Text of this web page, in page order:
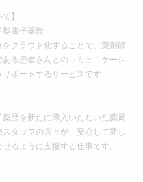
】
型電子薬歴
クラウド化することで、薬剤師
る患者さんとのコミュニケーシ
ポートするサービスです
歴を新たに導入いただいた薬局
タッフの方々が、安心して新し
るように支援する仕事です。